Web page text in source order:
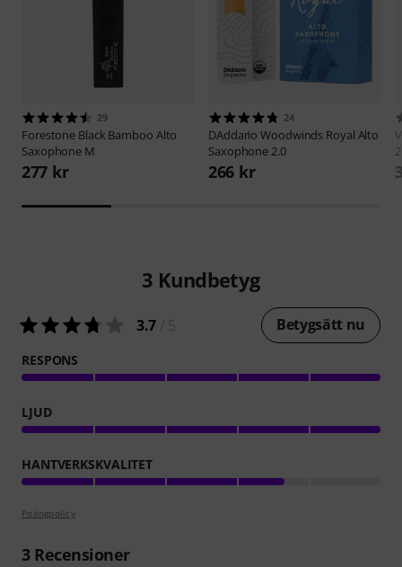
29
Forestone Black Bamboo Alto
Saxophone M
277 kr
24
DAddario Woodwinds Royal Alto
Saxophone 2.0
266 kr
3 Kundbetyg
3.7 Betygsätt nu
RESPONS
LJUD
HANTVERKSKVALITET
Poängpolicy
3Recensioner